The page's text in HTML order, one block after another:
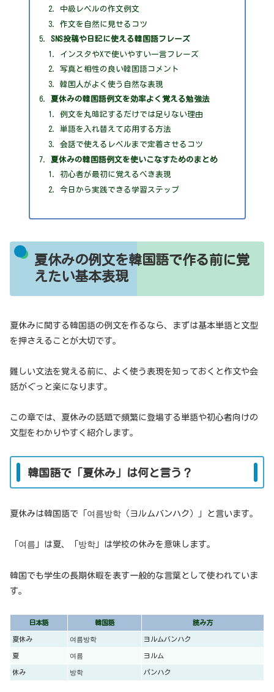
中級レベルの作文例文
作文を自然に見せるコツ
SNS投稿や日記に使える韓国語フレーズ
インスタやXで使いやすい一言フレーズ
写真と相性の良い韓国語コメント
韓国人がよく使う自然な表現
夏休みの韓国語例文を効率よく覚える勉強法
例文を丸暗記するだけでは足りない理由
単語を入れ替えて応用する方法
会話で使えるレベルまで定着させるコツ
夏休みの韓国語例文を使いこなすためのまとめ
初心者が最初に覚えるべき表現
今日から実践できる学習ステップ
夏休みの例文を韓国語で作る前に覚
えたい基本表現
夏休みに関する韓国語の例文を作るなら、まずは基本単語と文型
を押さえることが大切です。
難しい文法を覚える前に、よく使う表現を知っておくと作文や会
話がぐっと楽になります。
この章では、夏休みの話題で頻繁に登場する単語や初心者向けの
文型をわかりやすく紹介します。
韓国語で「夏休み」は何と言う？
夏休みは韓国語で「여름방학（ヨルムバンハク）」と言います。
「여름」は夏、「방학」は学校の休みを意味します。
韓国でも学生の長期休暇を表す一般的な言葉として使われていま
す。
日本語 韓国語 読み方
夏休み 여름방학 ヨルムバンハク
夏 여름 ヨルム
休み 방학 パンハク